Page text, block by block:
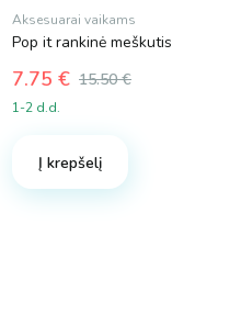
Aksesuarai vaikams
Pop it rankinė meškutis
15.50€
Original
price
15.50 €.
7.75 €
Current
price
7.75 €.
1-2 d.d.
Į krepšelį